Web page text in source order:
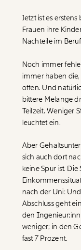
Jetzt ist es
Frauen ihre
Nachteile im
Noch immer
immer haben
offen. Und
bittere Melange
Teilzeit. Weniger
leuchtet ein.
Aber
sich auch dort
keine Spur ist.
nach der Uni:
Abschluss geht
den
weniger; in den
fast 7 Prozent.